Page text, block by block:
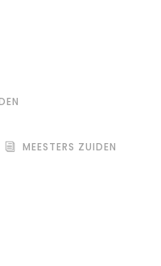
MEESTERS ZUIDEN